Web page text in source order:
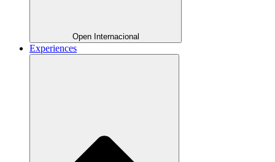
Open Internacional
Experiences